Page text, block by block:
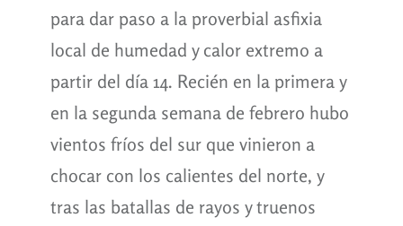
para dar paso a la proverbial asfixia
local de humedad y calor extremo a
partir del día 14. Recién en la primera y
en la segunda semana de febrero hubo
vientos fríos del sur que vinieron a
chocar con los calientes del norte, y
tras las batallas de rayos y truenos